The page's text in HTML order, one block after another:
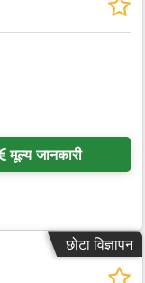
मूल्य जानकारी
छोटा विज्ञापन